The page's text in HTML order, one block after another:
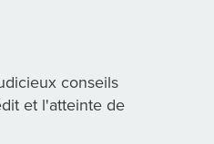
conseils
et l'atteinte de